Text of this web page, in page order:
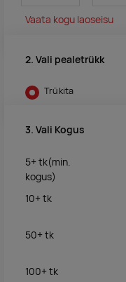
Vaata kogu laoseisu
2. Vali pealetrükk
Trükita
3. Vali Kogus
5+tk(min.
kogus)
10+tk
50+tk
100+tk